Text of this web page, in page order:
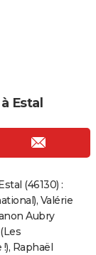
Estal
(46130) :
Valérie
Aubry
Raphaël